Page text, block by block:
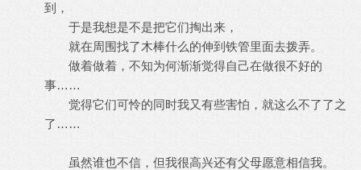
到，
于是我想是不是把它们掏出来，
就在周围找了木棒什么的伸到铁管里面去拨弄。
做着做着，不知为何渐渐觉得自己在做很不好的
事……
觉得它们可怜的同时我又有些害怕，就这么不了了之
了……
虽然谁也不信，但我很高兴还有父母愿意相信我。